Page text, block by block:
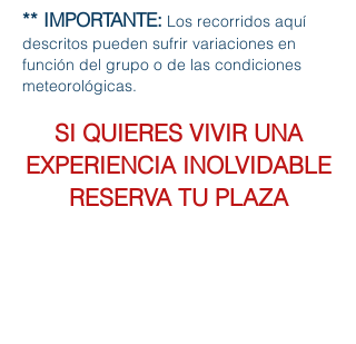
** IMPORTANTE: Los recorridos aquí
descritos pueden sufrir variaciones en
función del grupo o de las condiciones
meteorológicas.
SI QUIERES VIVIR UNA
EXPERIENCIA INOLVIDABLE
RESERVA TU PLAZA